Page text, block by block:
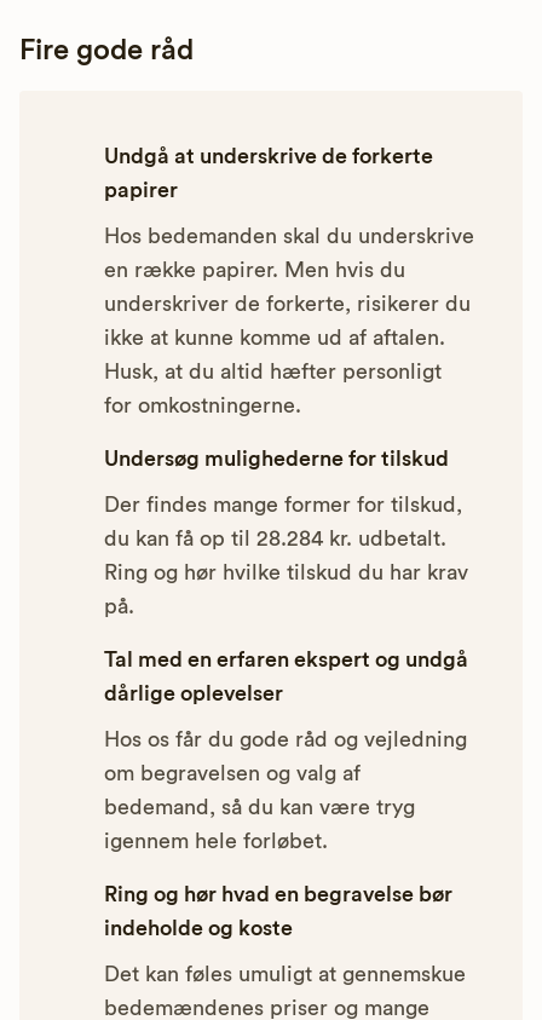
Fire gode råd
Undgå at underskrive de forkerte
papirer
Hos bedemanden skal du underskrive
en række papirer. Men hvis du
underskriver de forkerte, risikerer du
ikke at kunne komme ud af aftalen.
Husk, at du altid hæfter personligt
for omkostningerne.
Undersøg mulighederne for tilskud
Der findes mange former for tilskud,
du kan få op til 28.284 kr. udbetalt.
Ring og hør hvilke tilskud du har krav
på.
Tal med en erfaren ekspert og undgå
dårlige oplevelser
Hos os får du gode råd og vejledning
om begravelsen og valg af
bedemand, så du kan være tryg
igennem hele forløbet.
Ring og hør hvad en begravelse bør
indeholde og koste
Det kan føles umuligt at gennemskue
bedemændenes priser og mange